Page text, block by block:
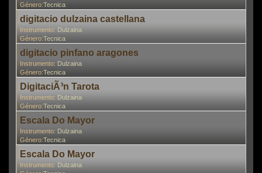
Género:Tecnica
digitacio dulzaina castellana
Instrumento: Dulzaina
Género:Tecnica
digitacio pinfano aragones
Instrumento: Dulzaina
Género:Tecnica
DigitaciÃ³n Tarota
Instrumento: Dulzaina
Género:Tecnica
Escala Do Mayor
Instrumento: Dulzaina
Género:Tecnica
Escala Do Mayor
Instrumento: Dulzaina